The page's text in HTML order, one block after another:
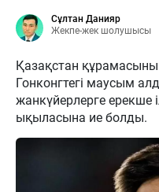
Сұлтан Данияр
Жекпе-жек шолушысы
Қазақстан
Гонконгтегі маусым
жанкүйерлерге ерекше
ықыласына ие болды.